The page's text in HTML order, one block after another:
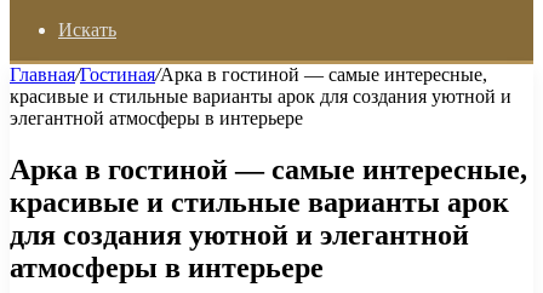
Искать
Главная/Гостиная/Арка в гостиной — самые интересные,
красивые и стильные варианты арок для создания уютной и
элегантной атмосферы в интерьере
Арка в гостиной — самые интересные,
красивые и стильные варианты арок
для создания уютной и элегантной
атмосферы в интерьере